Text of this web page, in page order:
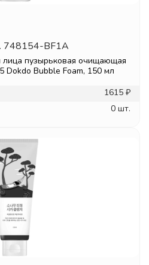
748154-BF1A
лица пузырьковая очищающая
Bubble Foam, 150 мл
1615 ₽
0 шт.